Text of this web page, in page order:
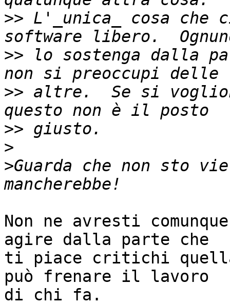
>> L'_unica_ cosa
>> lo sostenga dalla
>> altre.  Se si
>>
>
>Guarda che non sto
Non ne avresti
agire dalla parte che
ti piace critichi
può frenare il lavoro
di chi fa.